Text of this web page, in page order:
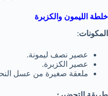
خلطة الليمون والكزبرة
المكونات:
عصير نصف ليمونة.
عصير الكزبرة.
ملعقة صغيرة من عسل